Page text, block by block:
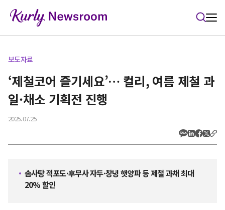
보도자료
‘제철코어 즐기세요’… 컬리, 여름 제철 과
일·채소 기획전 진행
2025.07.25
솜사탕 적포도·후무사 자두·창녕 햇양파 등 제철 과채 최대
20% 할인